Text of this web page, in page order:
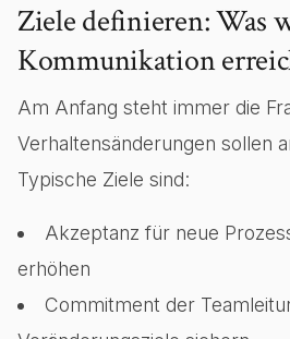
Ziele definieren: Was
Kommunikation
Am Anfang steht immer die
Verhaltensänderungen sollen
Typische Ziele sind:
Akzeptanz für neue
erhöhen
Commitment der